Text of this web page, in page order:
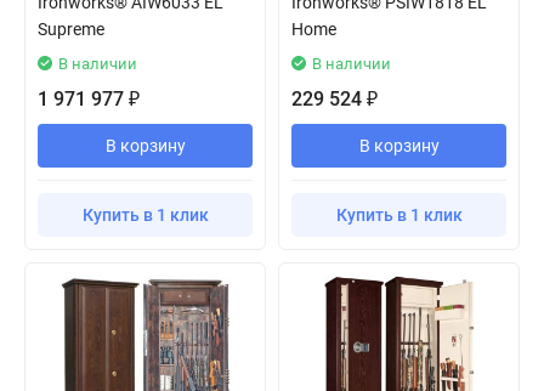
Supreme
В наличии
1 971 977 ₽
В корзину
Купить в 1 клик
Home
В наличии
229 524 ₽
В корзину
Купить в 1 клик